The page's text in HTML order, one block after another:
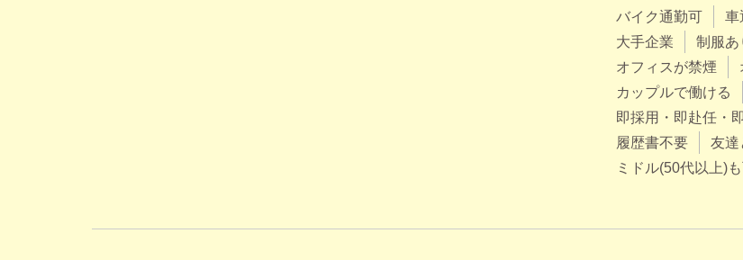
バイク通勤可
車
大手企業
制服あ
オフィスが禁煙
カップルで働ける
即採用・即赴任・
履歴書不要
友達
ミドル(50代以上)